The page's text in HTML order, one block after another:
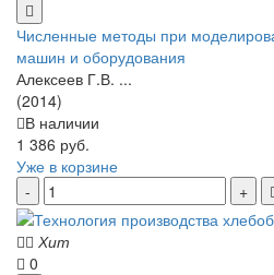
Численные методы при
машин и оборудования
Алексеев Г.В. ...
(2014)
В наличии
1 386 руб.
Уже в корзине
Хит
0